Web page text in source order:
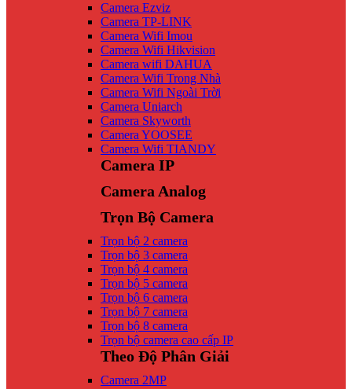
Camera Ezviz
Camera TP-LINK
Camera Wifi Imou
Camera Wifi Hikvision
Camera wifi DAHUA
Camera Wifi Trong Nhà
Camera Wifi Ngoài Trời
Camera Uniarch
Camera Skyworth
Camera YOOSEE
Camera Wifi TIANDY
Camera IP
Camera Analog
Trọn Bộ Camera
Trọn bộ 2 camera
Trọn bộ 3 camera
Trọn bộ 4 camera
Trọn bộ 5 camera
Trọn bộ 6 camera
Trọn bộ 7 camera
Trọn bộ 8 camera
Trọn bộ camera cao cấp IP
Theo Độ Phân Giải
Camera 2MP